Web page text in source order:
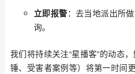
立即报警：去当地派出所
询。
我们将持续关注“星播客”的动态
锤、受害者案例等）将第一时间